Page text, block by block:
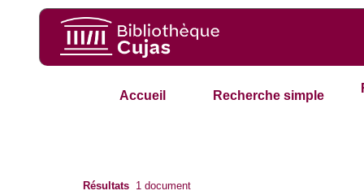
Accueil Recherche simple
Résultats 1 document